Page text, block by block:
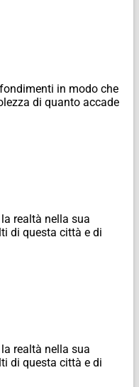
in modo che
di quanto accade
realtà nella sua
di questa città e di
realtà nella sua
di questa città e di